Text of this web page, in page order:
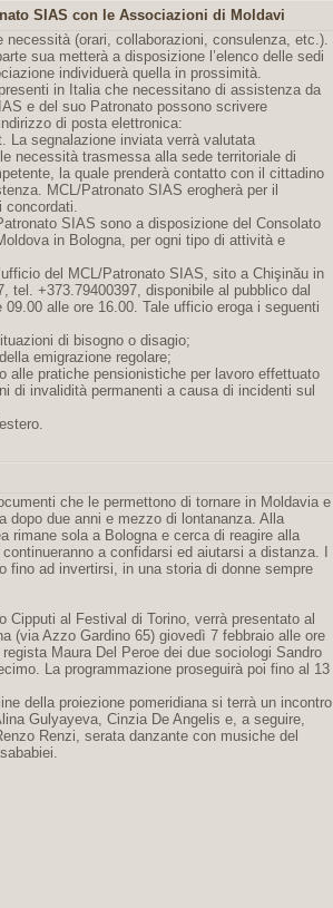
SIAS con le Associazioni di Moldavi
necessità (orari, collaborazioni, consulenza, etc.).
sua metterà a disposizione l’elenco delle sedi
individuerà quella in prossimità.
in Italia che necessitano di assistenza da
e del suo Patronato possono scrivere
di posta elettronica:
La segnalazione inviata verrà valutata
necessità trasmessa alla sede territoriale di
la quale prenderà contatto con il cittadino
MCL/Patronato SIAS erogherà per il
concordati.
SIAS sono a disposizione del Consolato
in Bologna, per ogni tipo di attività e
del MCL/Patronato SIAS, sito a Chişinău in
tel. +373.79400397, disponibile al pubblico dal
09.00 alle ore 16.00. Tale ufficio eroga i seguenti
di bisogno o disagio;
emigrazione regolare;
alle pratiche pensionistiche per lavoro effettuato
di invalidità permanenti a causa di incidenti sul
che le permettono di tornare in Moldavia e
dopo due anni e mezzo di lontananza. Alla
rimane sola a Bologna e cerca di reagire alla
a confidarsi ed aiutarsi a distanza. I
fino ad invertirsi, in una storia di donne sempre
Cipputi al Festival di Torino, verrà presentato al
(via Azzo Gardino 65) giovedì 7 febbraio alle ore
Maura Del Peroe dei due sociologi Sandro
La programmazione proseguirà poi fino al 13
della proiezione pomeridiana si terrà un incontro
Gulyayeva, Cinzia De Angelis e, a seguire,
Renzi, serata danzante con musiche del